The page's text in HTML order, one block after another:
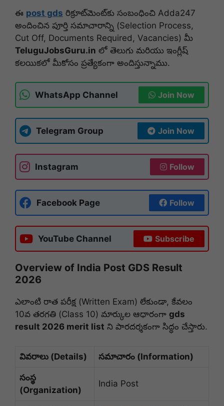
ఈ post gds రిక్రూట్‌మెంట్‌కు సంబంధించి Adda247
అందించిన పూర్తి సమాచారాన్ని (Selection Process,
Cut Off, Documents Required, Vacancies) మీ
TeluguJobsGuru.in లో తెలుగు మరియు ఇంగ్లీష్‌
కలయికలో మీకోసం ప్రత్యేకంగా అందిస్తున్నాము.
WhatsApp Channel Join Now
Telegram Group Join Now
Instagram Follow
Facebook Page Follow
YouTube Channel Subscribe
Overview of India Post GDS Result
2026
ఎలాంటి రాత పరీక్ష (Written Exam) లేకుండా, కేవలం
10వ తరగతి (Class 10) మార్కుల ఆధారంగా gds
result 2026 merit list ని పారదర్శకంగా సిద్ధం చేస్తారు.
వివరాలు (Details) సమాచారం (Information)
సంస్థ
(Organization)
India Post